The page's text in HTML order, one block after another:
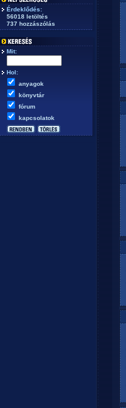
Érdeklődés:
56018 letöltés
737 hozzászólás
Mit:
Hol:
anyagok
könyvtár
fórum
kapcsolatok